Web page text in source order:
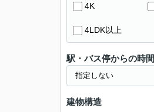
4K
4LDK以上
駅・バス停からの時間
建物構造